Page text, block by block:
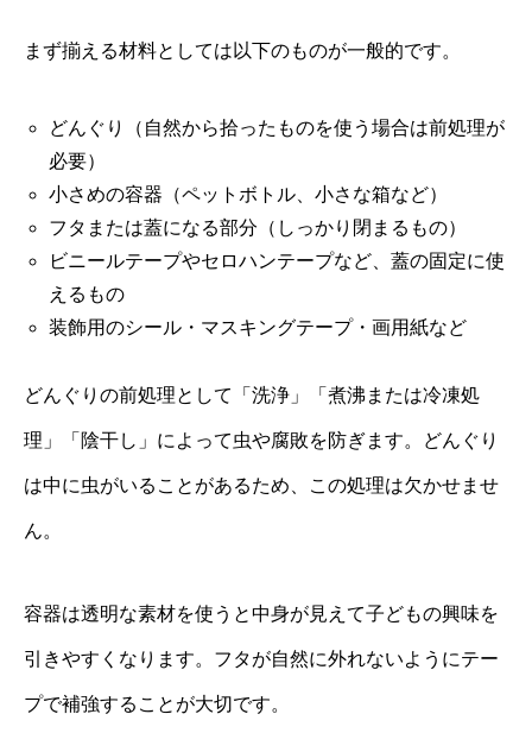
まず揃える材料としては以下のものが一般的です。
どんぐり（自然から拾ったものを使う場合は前処理が
必要）
小さめの容器（ペットボトル、小さな箱など）
フタまたは蓋になる部分（しっかり閉まるもの）
ビニールテープやセロハンテープなど、蓋の固定に使
えるもの
装飾用のシール・マスキングテープ・画用紙など
どんぐりの前処理として「洗浄」「煮沸または冷凍処
理」「陰干し」によって虫や腐敗を防ぎます。どんぐり
は中に虫がいることがあるため、この処理は欠かせませ
ん。
容器は透明な素材を使うと中身が見えて子どもの興味を
引きやすくなります。フタが自然に外れないようにテー
プで補強することが大切です。